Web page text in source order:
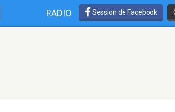
RADIO Session de Facebook